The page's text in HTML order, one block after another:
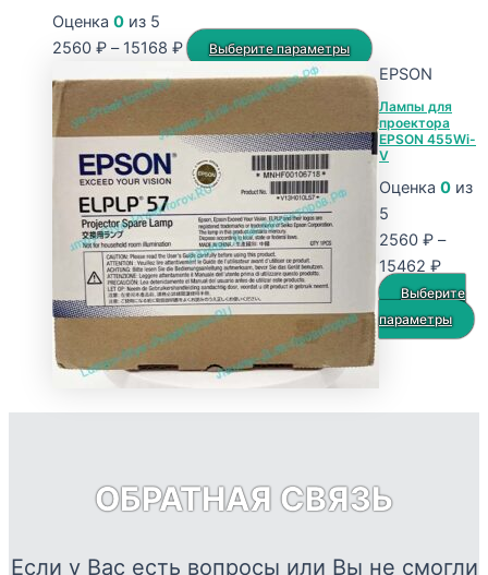
Оценка 0 из 5
2560 ₽ – 15168 ₽Диапазон
цен:
2560 ₽
–
15168 ₽
Выберите параметры
Этот
товар
имеет
несколько
вариаций.
Опции
можно
выбрать
на
странице
товара.
EPSON
Лампы для
проектора
EPSON 455Wi-
V
Оценка 0 из
5
2560 ₽ –
15462 ₽
цен:
2560
–
Выберите
параметры
ОБРАТНАЯ СВЯЗЬ
Если у Вас есть вопросы или Вы не смогли